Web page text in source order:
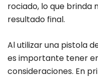
rociado, lo que brinda
resultado final.
Al utilizar una pistola
es importante tener
consideraciones. En